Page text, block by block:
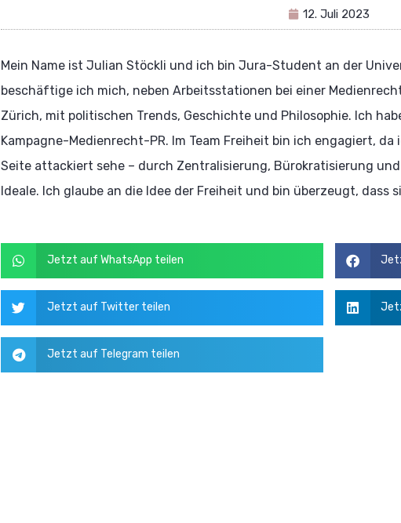
12. Juli 2023
Mein Name ist Julian Stöckli und ich bin Jura-Student an der
beschäftige ich mich, neben Arbeitsstationen bei einer
Zürich, mit politischen Trends, Geschichte und Philosophie. Ich
Kampagne-Medienrecht-PR. Im Team Freiheit bin ich engagiert,
Seite attackiert sehe – durch Zentralisierung, Bürokratisierung
Ideale. Ich glaube an die Idee der Freiheit und bin überzeugt, dass
Jetzt auf WhatsApp teilen
Jetzt auf Twitter teilen
Jetzt auf Telegram teilen